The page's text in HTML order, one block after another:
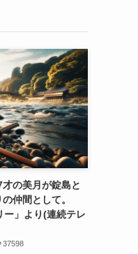
の美月が錠島と
仲間として。
ー」より(連続テレ
37598